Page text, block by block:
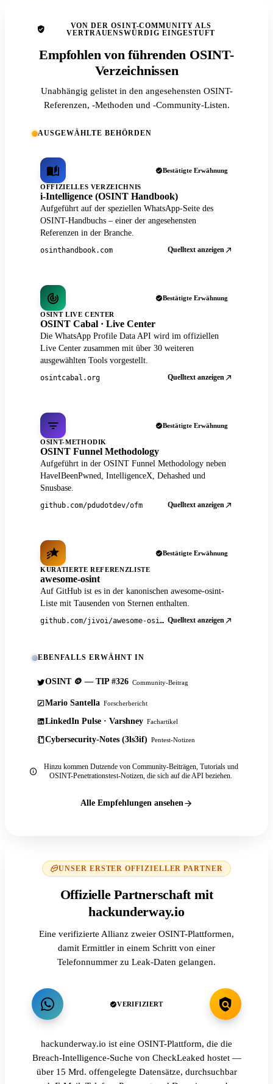
VON DER OSINT-COMMUNITY ALS
VERTRAUENSWÜRDIG EINGESTUFT
Empfohlen von führenden OSINT-
Verzeichnissen
Unabhängig gelistet in den angesehensten OSINT-
Referenzen, -Methoden und -Community-Listen.
AUSGEWÄHLTE BEHÖRDEN
Bestätigte Erwähnung
OFFIZIELLES VERZEICHNIS
i-Intelligence (OSINT Handbook)
Aufgeführt auf der speziellen WhatsApp-Seite des
OSINT-Handbuchs – einer der angesehensten
Referenzen in der Branche.
osinthandbook.com Quelltext anzeigen
Bestätigte Erwähnung
OSINT LIVE CENTER
OSINT Cabal · Live Center
Die WhatsApp Profile Data API wird im offiziellen
Live Center zusammen mit über 30 weiteren
ausgewählten Tools vorgestellt.
osintcabal.org Quelltext anzeigen
Bestätigte Erwähnung
OSINT-METHODIK
OSINT Funnel Methodology
Aufgeführt in der OSINT Funnel Methodology neben
HaveIBeenPwned, IntelligenceX, Dehashed und
Snusbase.
github.com/pdudotdev/ofm Quelltext anzeigen
Bestätigte Erwähnung
KURATIERTE REFERENZLISTE
awesome-osint
Auf GitHub ist es in der kanonischen awesome-osint-
Liste mit Tausenden von Sternen enthalten.
github.com/jivoi/awesome-osint Quelltext anzeigen
EBENFALLS ERWÄHNT IN
OSINT 🪙 — TIP #326 Community-Beitrag
Mario Santella Forscherbericht
LinkedIn Pulse · Varshney Fachartikel
Cybersecurity-Notes (3ls3if) Pentest-Notizen
Hinzu kommen Dutzende von Community-Beiträgen, Tutorials und
OSINT-Penetrationstest-Notizen, die sich auf die API beziehen.
Alle Empfehlungen ansehen
UNSER ERSTER OFFIZIELLER PARTNER
Offizielle Partnerschaft mit
hackunderway.io
Eine verifizierte Allianz zweier OSINT-Plattformen,
damit Ermittler in einem Schritt von einer
Telefonnummer zu Leak-Daten gelangen.
VERIFIZIERT
hackunderway.io ist eine OSINT-Plattform, die die
Breach-Intelligence-Suche von CheckLeaked hostet —
über 15 Mrd. offengelegte Datensätze, durchsuchbar